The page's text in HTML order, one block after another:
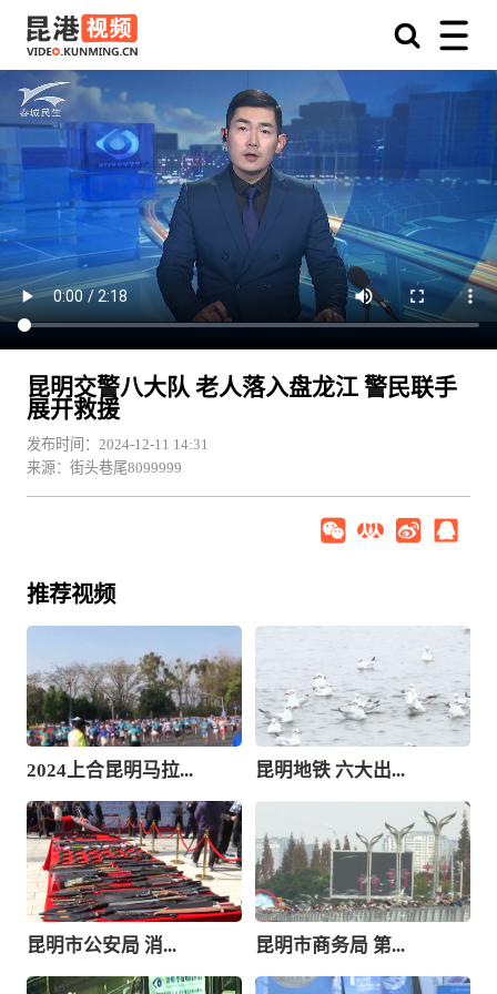
昆明交警八大队 老人落入盘龙江 警民联手
展开救援
发布时间：2024-12-11 14:31
来源：街头巷尾8099999
推荐视频
2024上合昆明马拉... 昆明地铁 六大出...
昆明市公安局 消... 昆明市商务局 第...